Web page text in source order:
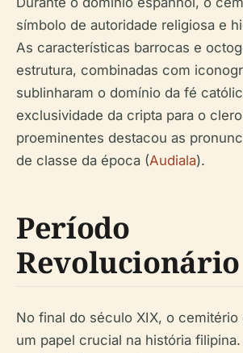
símbolo de autoridade religiosa e
As características barrocas e
estrutura, combinadas com
sublinharam o domínio da fé
exclusividade da cripta para o
proeminentes destacou as
de classe da época (Audiala).
Período
Revolucionário
No final do século XIX, o cemitério
um papel crucial na história